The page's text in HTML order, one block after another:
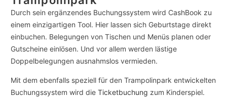
Durch sein ergänzendes Buchungssystem wird CashBook zu
einem einzigartigen Tool. Hier lassen sich Geburtstage direkt
einbuchen. Belegungen von Tischen und Menüs planen oder
Gutscheine einlösen. Und vor allem werden lästige
Doppelbelegungen ausnahmslos vermieden.
Mit dem ebenfalls speziell für den Trampolinpark entwickelten
Buchungssystem wird die Ticketbuchung zum Kinderspiel.